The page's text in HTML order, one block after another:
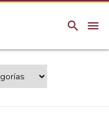
menu
search